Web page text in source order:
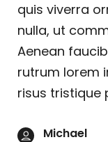
quis viverra
nulla, ut
Aenean
rutrum lorem
risus tristique
Michael